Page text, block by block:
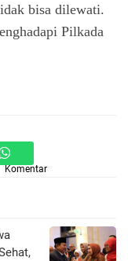
bisa dilewati.
Pilkada
Komentar